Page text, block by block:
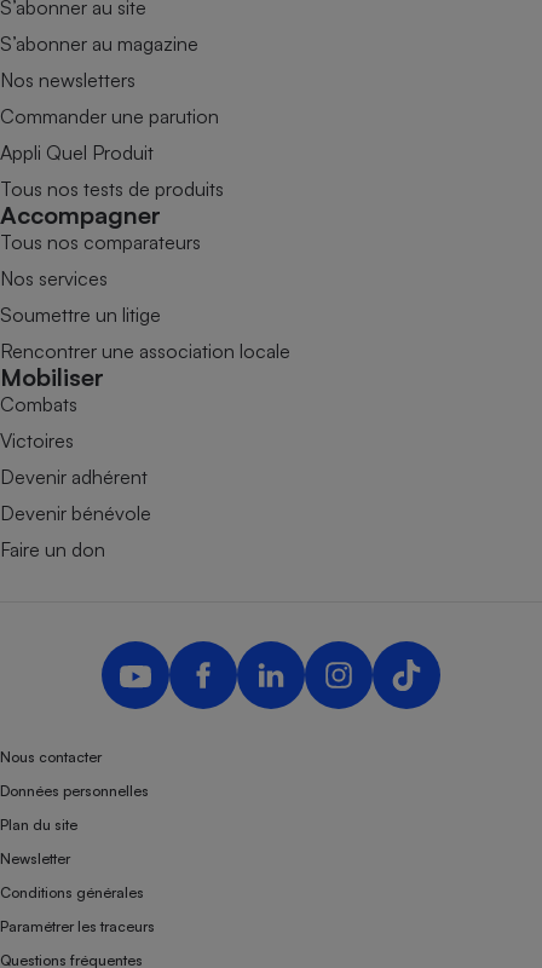
S’abonner au site
S’abonner au magazine
Nos newsletters
Commander une parution
Appli Quel Produit
Tous nos tests de produits
Accompagner
Tous nos comparateurs
Nos services
Soumettre un litige
Rencontrer une association locale
Mobiliser
Combats
Victoires
Devenir adhérent
Devenir bénévole
Faire un don
Nous contacter
Données personnelles
Plan du site
Newsletter
Conditions générales
Paramétrer les traceurs
Questions fréquentes